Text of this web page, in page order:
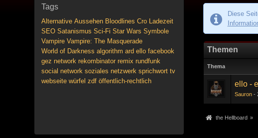
Tags
Alternative Aussehen Bloodlines Cro Ladezeit
SEO Satanismus Sci-Fi Star Wars Symbole
Vampire Vampire: The Masquerade
World of Darkness algorithm ard ello facebook
gez network rekombinator remix rundfunk
social network soziales netzwerk sprichwort tv
webseite würfel zdf öffentlich-rechtlich
Diese
Themen
Thema
ello -
Sauron
the Hellboard »